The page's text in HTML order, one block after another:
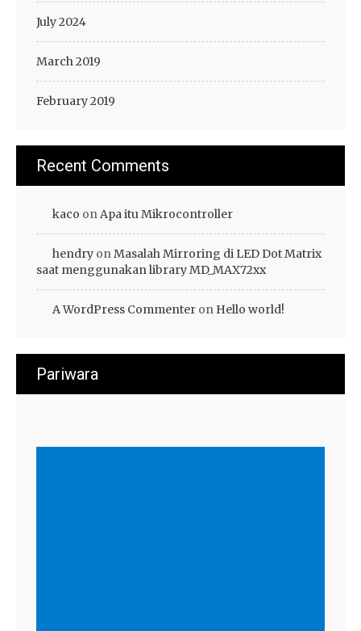
July 2024
March 2019
February 2019
Recent Comments
kaco onApa itu Mikrocontroller
hendry onMasalah Mirroring di LED Dot Matrix
saat menggunakan library MD_MAX72xx
A WordPress Commenter on Hello world!
Pariwara